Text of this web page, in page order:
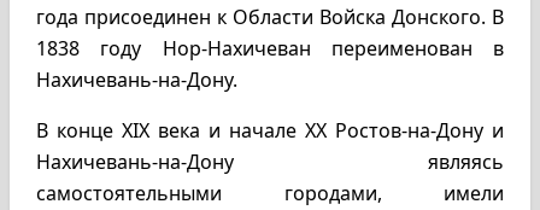
года присоединен к Области Войска Донского. В
1838 году Нор-Нахичеван переименован в
Нахичевань-на-Дону.
В конце XIX века и начале ХХ Ростов-на-Дону и
Нахичевань-на-Дону являясь
самостоятельными городами, имели